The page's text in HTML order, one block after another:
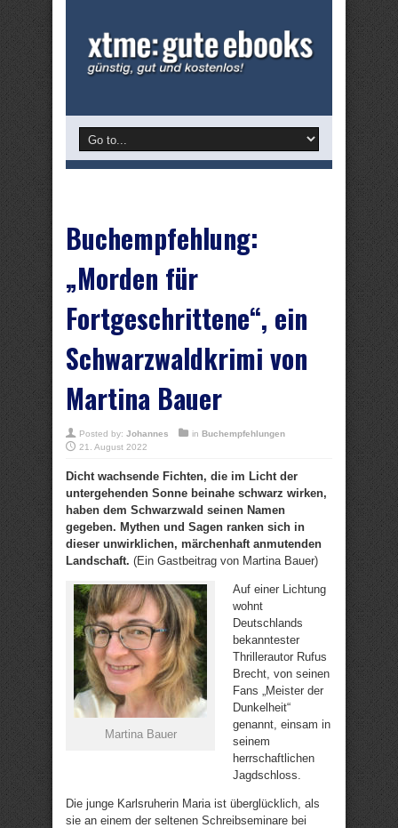
Buchempfehlung:
„Morden für
Fortgeschrittene“, ein
Schwarzwaldkrimi von
Martina Bauer
Posted by: Johannes in Buchempfehlungen
21. August 2022
Dicht wachsende Fichten, die im Licht der
untergehenden Sonne beinahe schwarz wirken,
haben dem Schwarzwald seinen Namen
gegeben. Mythen und Sagen ranken sich in
dieser unwirklichen, märchenhaft anmutenden
Landschaft. (Ein Gastbeitrag von Martina Bauer)
Martina Bauer
Auf einer Lichtung
wohnt
Deutschlands
bekanntester
Thrillerautor Rufus
Brecht, von seinen
Fans „Meister der
Dunkelheit“
genannt, einsam in
seinem
herrschaftlichen
Jagdschloss.
Die junge Karlsruherin Maria ist überglücklich, als
sie an einem der seltenen Schreibseminare bei